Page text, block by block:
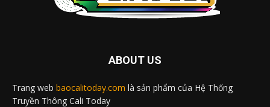
ABOUT US
Trang web baocalitoday.com là sản phẩm của Hệ Thống
Truyền Thông Cali Today